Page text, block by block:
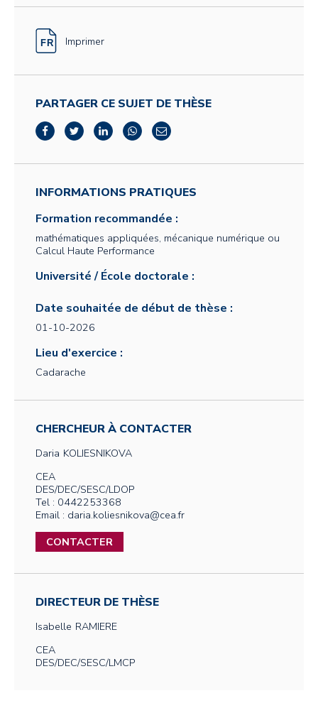
Imprimer
PARTAGER CE SUJET DE THÈSE
INFORMATIONS PRATIQUES
Formation recommandée :
mathématiques appliquées, mécanique numérique ou
Calcul Haute Performance
Université / École doctorale :
Date souhaitée de début de thèse :
01-10-2026
Lieu d'exercice :
Cadarache
CHERCHEUR À CONTACTER
Daria KOLIESNIKOVA
CEA
DES/DEC/SESC/LDOP
Tel : 0442253368
Email : daria.koliesnikova@cea.fr
CONTACTER
DIRECTEUR DE THÈSE
Isabelle RAMIERE
CEA
DES/DEC/SESC/LMCP